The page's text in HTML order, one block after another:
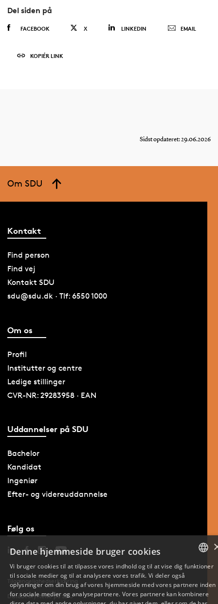
Del siden på
FACEBOOK X LINKEDIN EMAIL
KOPIÉR LINK
Sidst opdateret: 29.06.2026
Om SDU
Kontakt
Find person
Find vej
Kontakt SDU
sdu@sdu.dk · Tlf: 6550 1000
Om os
Profil
Institutter og centre
Ledige stillinger
CVR-NR: 29283958 · EAN
Uddannelser på SDU
Bachelor
Kandidat
Ingeniør
Efter- og videreuddannelse
Følg os
Tilgængelighedserklæring
Databeskyttelse på SDU ENGLISH
Denne hjemmeside bruger cookies
Vi bruger cookies til at tilpasse vores indhold og til at vise dig funktioner
til sociale medier og til at analysere vores trafik. Vi deler også
oplysninger om din brug af vores hjemmeside med vores partnere inden
for sociale medier og analysepartnere. Vores partnere kan kombinere